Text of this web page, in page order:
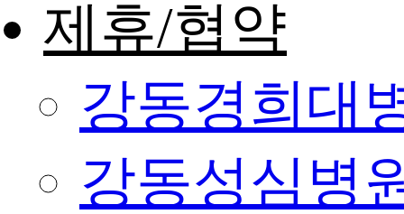
제휴/협약
강동경희대
강동성심병